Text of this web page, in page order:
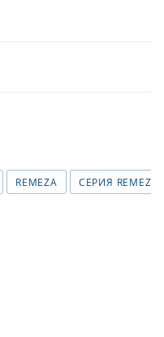
REMEZA СЕРИЯ REMEZA